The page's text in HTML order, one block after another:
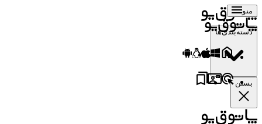
منو
دسته‌بندی‌ها
بستن